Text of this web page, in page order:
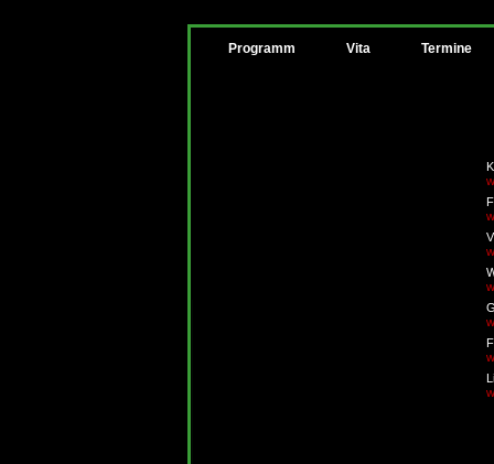
Programm Vita Termine